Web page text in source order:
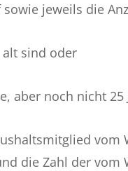
jeweils die
alt sind oder
aber noch nicht 25
vom
die Zahl der vom